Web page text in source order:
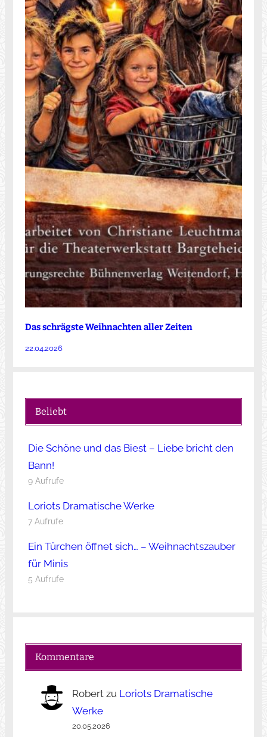
Das schrägste Weihnachten aller Zeiten
22.04.2026
Beliebt
Die Schöne und das Biest – Liebe bricht den
Bann!
9 Aufrufe
Loriots Dramatische Werke
7 Aufrufe
Ein Türchen öffnet sich… – Weihnachtszauber
für Minis
5 Aufrufe
Kommentare
Robertzu Loriots Dramatische
Werke
20.05.2026